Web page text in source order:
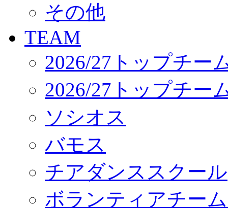
サステナビリティ
Web制作支援
応援プロジェクト
その他
TEAM
2026/27トップチー
2026/27トップチー
ソシオス
バモス
チアダンススクール
ボランティアチー